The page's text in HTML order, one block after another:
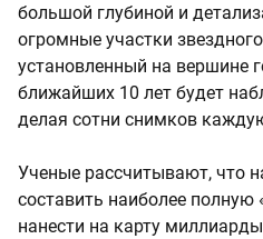
большой глубиной и
огромные участки
установленный на вершине
ближайших 10 лет будет
делая сотни снимков
Ученые рассчитывают, что
составить наиболее полную
нанести на карту